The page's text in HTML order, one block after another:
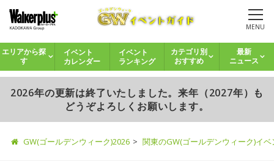
MENU
エリアから探
す
イベント
カレンダー
イベント
ランキング
カテゴリ別
おすすめ
最新
ニュース
2026年の更新は終了いたしました。来年（2027年）も
どうぞよろしくお願いします。
GW(ゴールデンウィーク)2026 関東のGW(ゴールデンウィーク)イ